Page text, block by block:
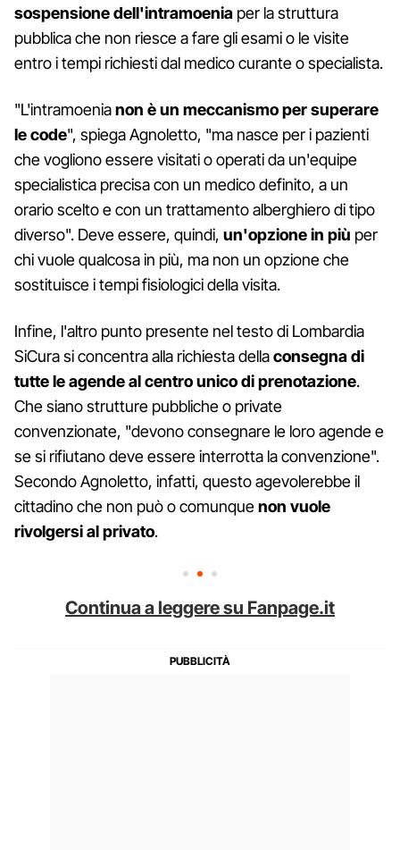
sospensione dell'intramoenia per la struttura
pubblica che non riesce a fare gli esami o le visite
entro i tempi richiesti dal medico curante o specialista.
"L'intramoenianon è un meccanismo per superare
le code", spiega Agnoletto, "ma nasce per i pazienti
che vogliono essere visitati o operati da un'equipe
specialistica precisa con un medico definito, a un
orario scelto e con un trattamento alberghiero di tipo
diverso". Deve essere, quindi, un'opzione in più per
chi vuole qualcosa in più, ma non un opzione che
sostituisce i tempi fisiologici della visita.
Infine, l'altro punto presente nel testo di Lombardia
SiCura si concentra alla richiesta dellaconsegna di
tutte le agende al centro unico di prenotazione.
Che siano strutture pubbliche o private
convenzionate, "devono consegnare le loro agende e
se si rifiutano deve essere interrotta la convenzione".
Secondo Agnoletto, infatti, questo agevolerebbe il
cittadino che non può o comunquenon vuole
rivolgersi al privato.
Continua a leggere su Fanpage.it